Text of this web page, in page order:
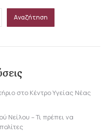
Αναζήτηση
στο Κέντρο Υγείας Νέας
Νείλου – Τι πρέπει να